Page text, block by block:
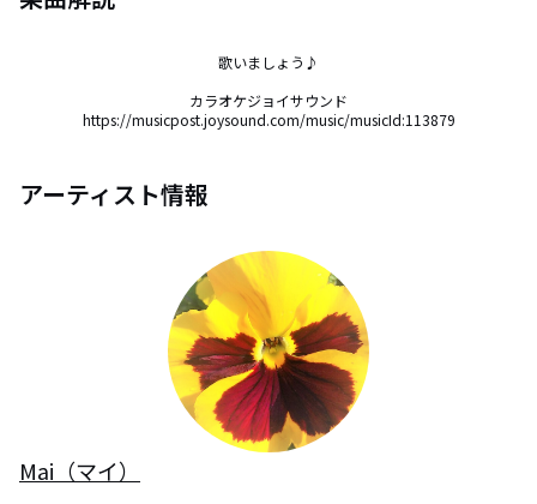
歌いましょう♪
カラオケジョイサウンド
https://musicpost.joysound.com/music/musicId:113879
アーティスト情報
Mai（マイ）